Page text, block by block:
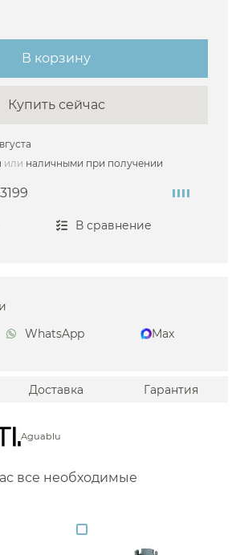
В корзину
Купить сейчас
или наличными при получении
В сравнение
WhatsApp Max
Доставка Гарантия
Aguablu
все необходимые